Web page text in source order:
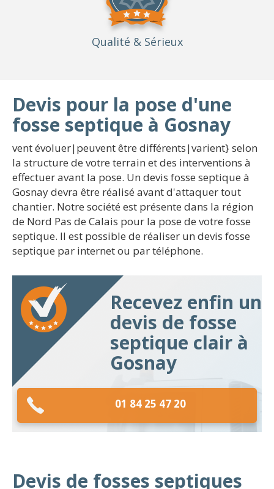
Qualité & Sérieux
Devis pour la pose d'une
fosse septique à Gosnay
vent évoluer|peuvent être différents|varient} selon
la structure de votre terrain et des interventions à
effectuer avant la pose. Un devis fosse septique à
Gosnay devra être réalisé avant d'attaquer tout
chantier. Notre société est présente dans la région
de Nord Pas de Calais pour la pose de votre fosse
septique. Il est possible de réaliser un devis fosse
septique par internet ou par téléphone.
Recevez enfin un
devis de fosse
septique clair à
Gosnay
01 84 25 47 20
Devis de fosses septiques